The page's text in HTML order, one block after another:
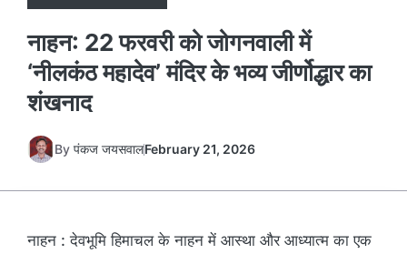
नाहन: 22 फरवरी को जोगनवाली में
‘नीलकंठ महादेव’ मंदिर के भव्य जीर्णोद्धार का
शंखनाद
By पंकज जयसवालFebruary 21, 2026
नाहन : देवभूमि हिमाचल के नाहन में आस्था और आध्यात्म का एक